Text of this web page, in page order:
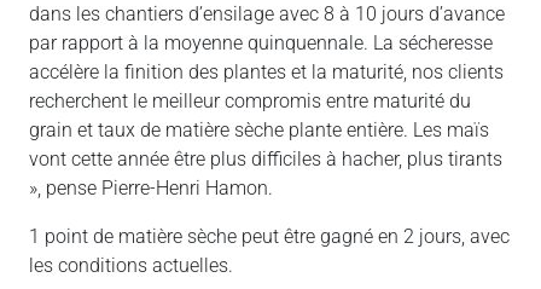
dans les chantiers d’ensilage avec 8 à 10 jours d’avance
par rapport à la moyenne quinquennale. La sécheresse
accélère la finition des plantes et la maturité, nos clients
recherchent le meilleur compromis entre maturité du
grain et taux de matière sèche plante entière. Les maïs
vont cette année être plus difficiles à hacher, plus tirants
», pense Pierre-Henri Hamon.
1 point de matière sèche peut être gagné en 2 jours, avec
les conditions actuelles.